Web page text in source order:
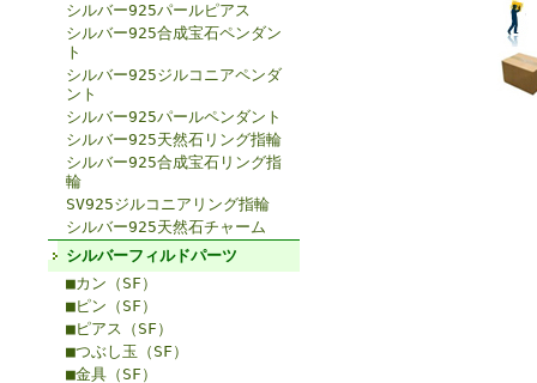
シルバー925パールピアス
シルバー925合成宝石ペンダン
ト
シルバー925ジルコニアペンダ
ント
シルバー925パールペンダント
シルバー925天然石リング指輪
シルバー925合成宝石リング指
輪
SV925ジルコニアリング指輪
シルバー925天然石チャーム
シルバーフィルドパーツ
■カン（SF）
■ピン（SF）
■ピアス（SF）
■つぶし玉（SF）
■金具（SF）